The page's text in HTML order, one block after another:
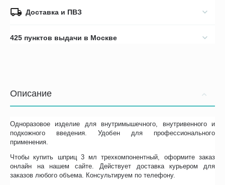
Доставка и ПВЗ
425 пунктов выдачи в Москве
Описание
Одноразовое изделие для внутримышечного, внутривенного и
подкожного введения. Удобен для профессионального
применения.
Чтобы купить шприц 3 мл трехкомпонентный, оформите заказ
онлайн на нашем сайте. Действует доставка курьером для
заказов любого объема. Консультируем по телефону.